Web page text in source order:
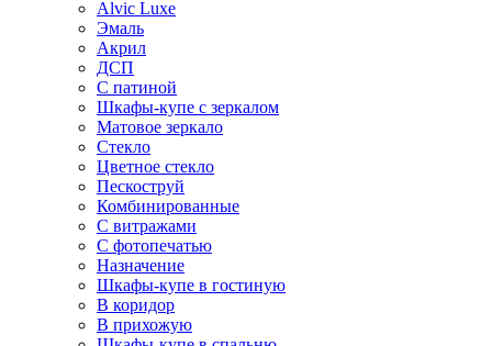
Alvic Luxe
Эмаль
Акрил
ДСП
С патиной
Шкафы-купе с зеркалом
Матовое зеркало
Стекло
Цветное стекло
Пескоструй
Комбинированные
С витражами
С фотопечатью
Назначение
Шкафы-купе в гостиную
В коридор
В прихожую